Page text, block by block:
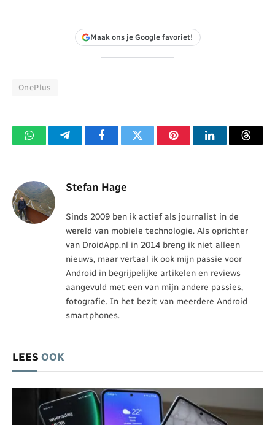
Maak ons je Google favoriet!
OnePlus
WhatsAppTelegramFacebookTwitter PinterestLinkedIn
Stefan Hage
Sinds 2009 ben ik actief als journalist in de
wereld van mobiele technologie. Als oprichter
van DroidApp.nl in 2014 breng ik niet alleen
nieuws, maar vertaal ik ook mijn passie voor
Android in begrijpelijke artikelen en reviews
aangevuld met een van mijn andere passies,
fotografie. In het bezit van meerdere Android
smartphones.
LEES OOK